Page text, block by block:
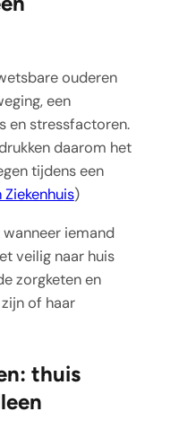
ouderen
een
en stressfactoren.
daarom het
tijdens een
)
iemand
veilig naar huis
zorgketen en
of haar
thuis